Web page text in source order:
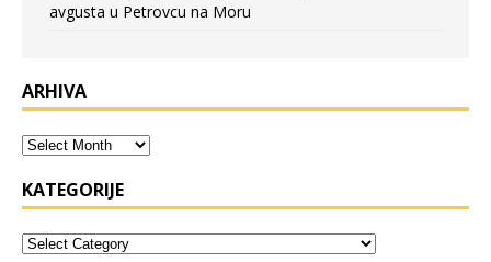
avgusta u Petrovcu na Moru
ARHIVA
KATEGORIJE